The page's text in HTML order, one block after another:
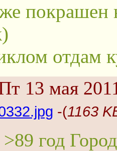
покрашен
отдам
13 мая
-(1163
>89 год